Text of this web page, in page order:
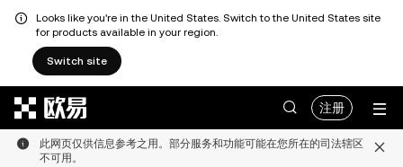
Looks like you're in the United States. Switch to the United States site
for products available in your region.
Switch site
注册
此网页仅供信息参考之用。部分服务和功能可能在您所在的司法辖区
不可用。